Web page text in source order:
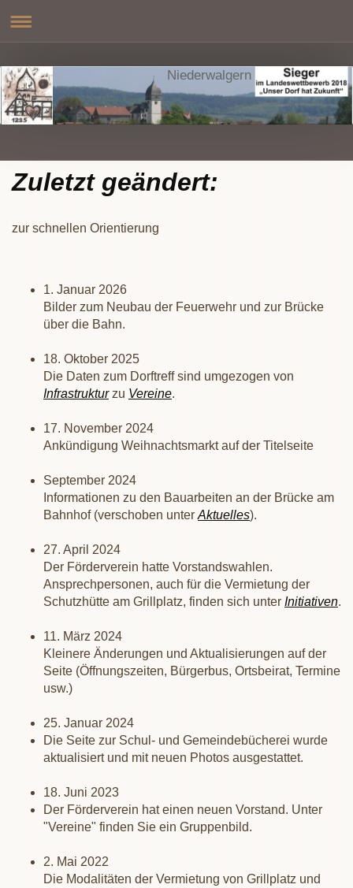
Niederwalgern
Zuletzt geändert:
zur schnellen Orientierung
1. Januar 2026
Bilder zum Neubau der Feuerwehr und zur Brücke
über die Bahn.
18. Oktober 2025
Die Daten zum Dorftreff sind umgezogen von
Infrastrukturzu Vereine.
17. November 2024
Ankündigung Weihnachtsmarkt auf der Titelseite
September 2024
Informationen zu den Bauarbeiten an der Brücke am
Bahnhof (verschoben unter Aktuelles).
27. April 2024
Der Förderverein hatte Vorstandswahlen.
Ansprechpersonen, auch für die Vermietung der
Schutzhütte am Grillplatz, finden sich unter Initiativen.
11. März 2024
Kleinere Änderungen und Aktualisierungen auf der
Seite (Öffnungszeiten, Bürgerbus, Ortsbeirat, Termine
usw.)
25. Januar 2024
Die Seite zur Schul- und Gemeindebücherei wurde
aktualisiert und mit neuen Photos ausgestattet.
18. Juni 2023
Der Förderverein hat einen neuen Vorstand. Unter
"Vereine" finden Sie ein Gruppenbild.
2. Mai 2022
Die Modalitäten der Vermietung von Grillplatz und